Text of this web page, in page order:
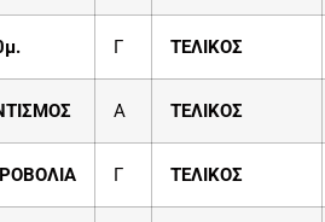
Γ ΤΕΛΙΚΟΣ
Α ΤΕΛΙΚΟΣ
Γ ΤΕΛΙΚΟΣ